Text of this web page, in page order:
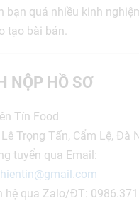
bạn quá nhiều kinh
tạo bài bản.
NỘP HỒ SƠ
Tín Food
Trọng Tấn, Cẩm Lệ, Đà
tuyển qua Email:
hệ qua Zalo/ĐT: